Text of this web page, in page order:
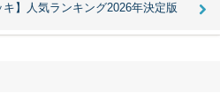
キ】人気ランキング2026年決定版